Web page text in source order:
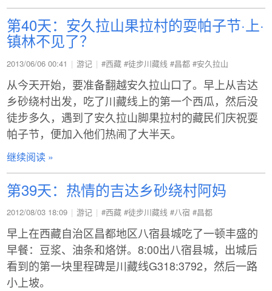
第40天：安久拉山果拉村的耍帕子节·上·
镇林不见了？
2013/06/06 00:41 游记 #西藏 #徒步川藏线 #昌都 #安久拉山
从今天开始，要准备翻越安久拉山口了。早上从吉达
乡砂绕村出发，吃了川藏线上的第一个西瓜，然后没
徒步多久，遇到了安久拉山脚果拉村的藏民们庆祝耍
帕子节，便加入他们热闹了大半天。
继续阅读 »
第39天：热情的吉达乡砂绕村阿妈
2012/08/03 18:09 游记 #西藏 #徒步川藏线 #八宿 #昌都
早上在西藏自治区昌都地区八宿县城吃了一顿丰盛的
早餐：豆浆、油条和烙饼。8:00出八宿县城，出城后
看到的第一块里程碑是川藏线G318:3792，然后一路
小上坡。